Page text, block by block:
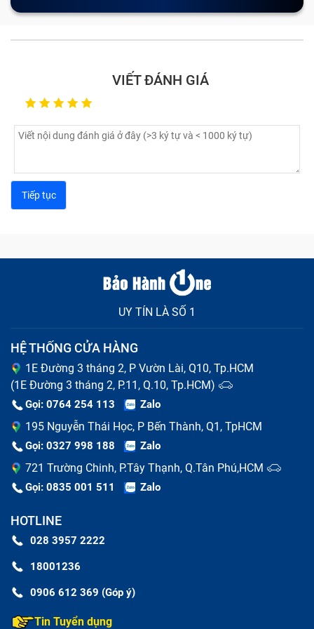
có thể bạn đag sử dụng cục sạc không tương thích
với máy, hoặc màn hình bị lỗi khiến Ipad của bạn bị
bạn vô cùng khó chịu.
Nứt vỏ màn hình: Trong quá trình di chuyển bạn
không may làm rơi vớ chiếc máy tính bảng khiến vỏ
Ipad bị móp, méo, hay trầy xước làm mất đi thẩm
mĩ.
không vào, sạc không đầy, báo pin ảo,...
Các lỗi khác: Chiếc Ipad bị treo logo, hỏng phím cứng,
Nguyên nhân phổ biến khiến Ipad hư
hỏng
Có nhiều nguyên nhân khiến tablet của bạn xảy ra
mà Bảo Hành One thường gặp phải:
VIẾT ĐÁNH GIÁ
UY TÍN LÀ SỐ 1
HỆ THỐNG CỬA HÀNG
1E Đường 3 tháng 2, P Vườn Lài, Q10, Tp.HCM
(1E Đường 3 tháng 2, P.11, Q.10, Tp.HCM)
Gọi: 0764 254 113 Zalo
195 Nguyễn Thái Học, P Bến Thành, Q1, TpHCM
Gọi: 0327 998 188 Zalo
721 Trường Chinh, P.Tây Thạnh, Q.Tân Phú,HCM
Gọi: 0835 001 511 Zalo
HOTLINE
028 3957 2222
18001236
0906 612 369 (Góp ý)
Tin Tuyển dụng